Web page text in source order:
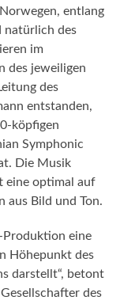
entlang
natürlich des
im
des jeweiligen
des
entstanden,
köpfigen
Symphonic
Die Musik
eine optimal auf
aus Bild und Ton.
eine
Höhepunkt des
darstellt“, betont
des